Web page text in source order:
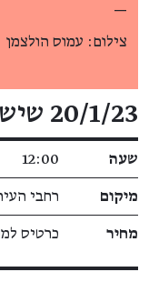
—
צילום: עמוס הולצמן
פרטי האירוע
20/1/23 שישי
שעה 12:00
מיקום רחבי
מחיר כרטיס